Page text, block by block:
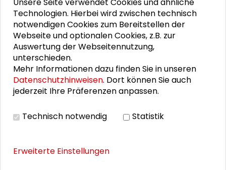
Iris Behr
Kerstin Krellenberg
DOWNLOADS
Call for Papers
Programm
THEMEN ZU DIESEM BEITRAG
Technologien. Hierbei wird zwischen technisch
notwendigen Cookies zum Bereitstellen der
Webseite und optionalen Cookies, z.B. zur
Auswertung der Webseitennutzung,
unterschieden.
Mehr Informationen dazu finden Sie in unseren
Datenschutzhinweisen. Dort können Sie auch
jederzeit Ihre Präferenzen anpassen.
Technisch notwendig Statistik
Erweiterte Einstellungen